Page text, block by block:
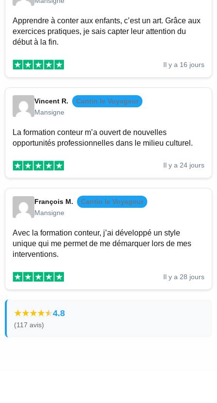
Apprendre à conter aux enfants, c’est un art. Grâce aux
exercices pratiques, je sais capter leur attention du
début à la fin.
Il y a 16 jours
Vincent R.
Cantin le Voyageur
Mansigne
La formation conteur m’a ouvert de nouvelles
opportunités professionnelles dans le milieu culturel.
Il y a 24 jours
François M.
Cantin le Voyageur
Mansigne
Avec la formation conteur, j’ai développé un style
unique qui me permet de me démarquer lors de mes
interventions.
Il y a 28 jours
4.8
(117 avis)